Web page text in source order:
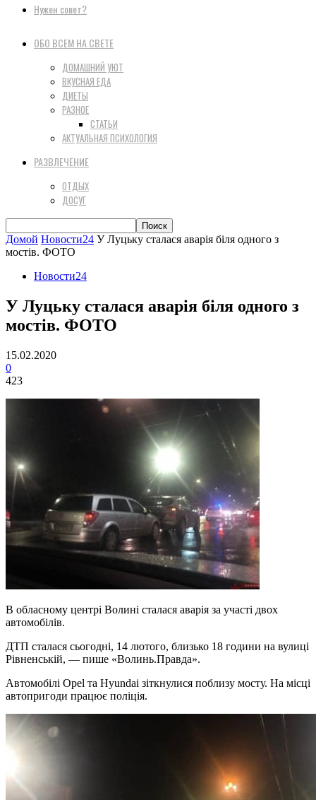
Нужен совет?
ОБО ВСЕМ НА СВЕТЕ
ДОМАШНИЙ УЮТ
ВКУСНАЯ ЕДА
ДИЕТЫ
РАЗНОЕ
СТАТЬИ
АКТУАЛЬНАЯ ПСИХОЛОГИЯ
РАЗВЛЕЧЕНИЕ
ОТДЫХ
ДОСУГ
Домой Новости24 У Луцьку сталася аварія біля одного з
мостів. ФОТО
Новости24
У Луцьку сталася аварія біля одного з
мостів. ФОТО
15.02.2020
0
423
В обласному центрі Волині сталася аварія за участі двох
автомобілів.
ДТП сталася сьогодні, 14 лютого, близько 18 години на вулиці
Рівненській, — пише «Волинь.Правда».
Автомобілі Opel та Hyundai зіткнулися поблизу мосту. На місці
автопригоди працює поліція.